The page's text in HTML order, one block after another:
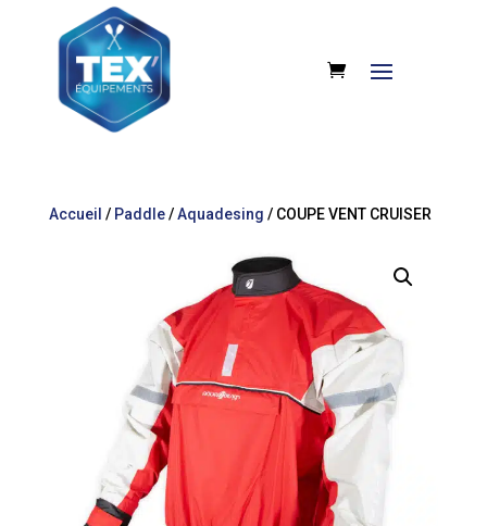
Accueil / Paddle/Aquadesing / COUPE VENT CRUISER